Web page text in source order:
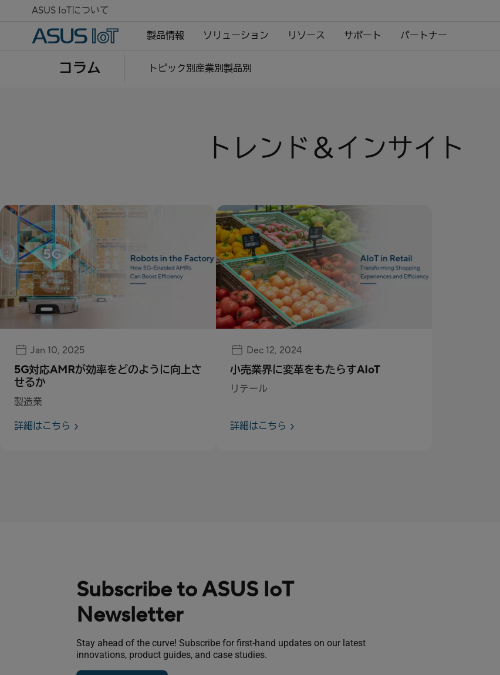
ASUS IoTについて
製品情報 ソリューション リソース サポート パートナー
コラム トピック別産業別製品別
トレンド＆インサイト
Jan 10, 2025
5G対応AMRが効率をどのように向上さ
せるか
製造業
詳細はこちら
Dec 12, 2024
小売業界に変革をもたらすAIoT
リテール
詳細はこちら
Subscribe to ASUS IoT
Newsletter
Stay ahead of the curve! Subscribe for first-hand updates on our latest
innovations, product guides, and case studies.